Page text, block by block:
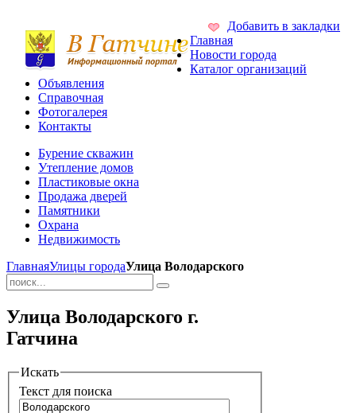
Добавить в закладки
Главная
Новости города
Каталог организаций
Объявления
Справочная
Фотогалерея
Контакты
Бурение скважин
Утепление домов
Пластиковые окна
Продажа дверей
Памятники
Охрана
Недвижимость
ГлавнаяУлицы городаУлица Володарского
Улица Володарского г.
Гатчина
Искать
Текст для поиска